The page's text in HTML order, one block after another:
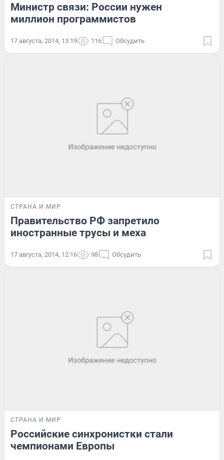
Министр связи: России нужен
миллион программистов
17 августа, 2014, 13:19 116 Обсудить
СТРАНА И МИР
Правительство РФ запретило
иностранные трусы и меха
17 августа, 2014, 12:16 98 Обсудить
СТРАНА И МИР
Российские синхронистки стали
чемпионами Европы